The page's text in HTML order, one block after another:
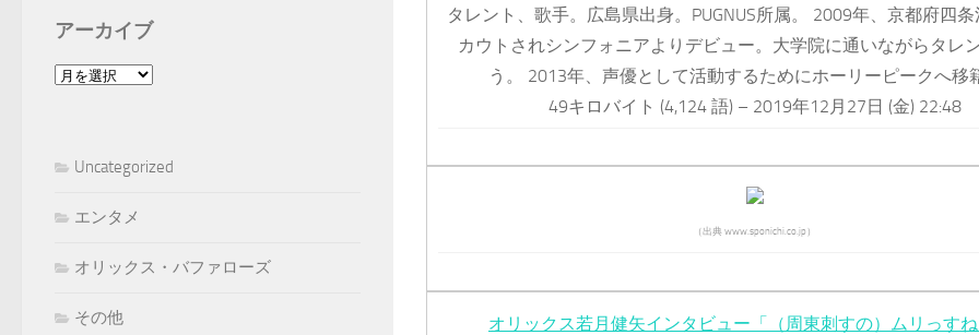
タレント、歌手。広島県出身。PUGNUS所属。 2009年、京都府四
カウトされシンフォニアよりデビュー。大学院に通いながらタレ
う。 2013年、声優として活動するためにホーリーピークへ移
49キロバイト (4,124 語) – 2019年12月27日 (金) 22:48
（出典 www.sponichi.co.jp）
オリックス若月健矢インタビュー「（周東刺すの）ムリっす
アーカイブ
ア
ブ
Uncategorized
エンタメ
オリックス・バファローズ
その他